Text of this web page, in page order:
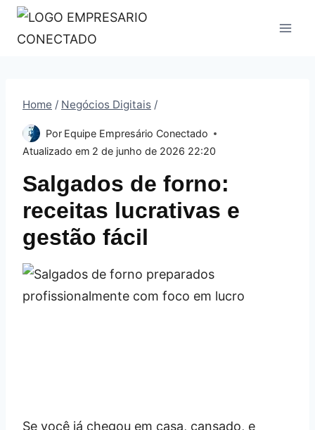
Pular
para
Home / Negócios Digitais /
Por Equipe Empresário Conectado
Atualizado em 2 de junho de 2026 22:20
Salgados de forno:
receitas lucrativas e
gestão fácil
Se você já chegou em casa, cansado, e